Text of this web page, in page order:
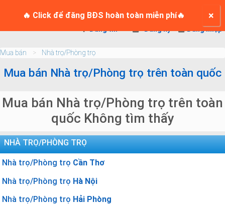
🔥 Click để đăng BĐS hoàn toàn miễn phí🔥 ×
Đăng nhập
Login
Mua bán Nhà trọ/Phòng trọ
Mua bán Nhà trọ/Phòng trọ trên toàn quốc
Mua bán Nhà trọ/Phòng trọ trên toàn
quốc Không tìm thấy
NHÀ TRỌ/PHÒNG TRỌ
Nhà trọ/Phòng trọ Cần Thơ
Nhà trọ/Phòng trọ Hà Nội
Nhà trọ/Phòng trọ Hải Phòng